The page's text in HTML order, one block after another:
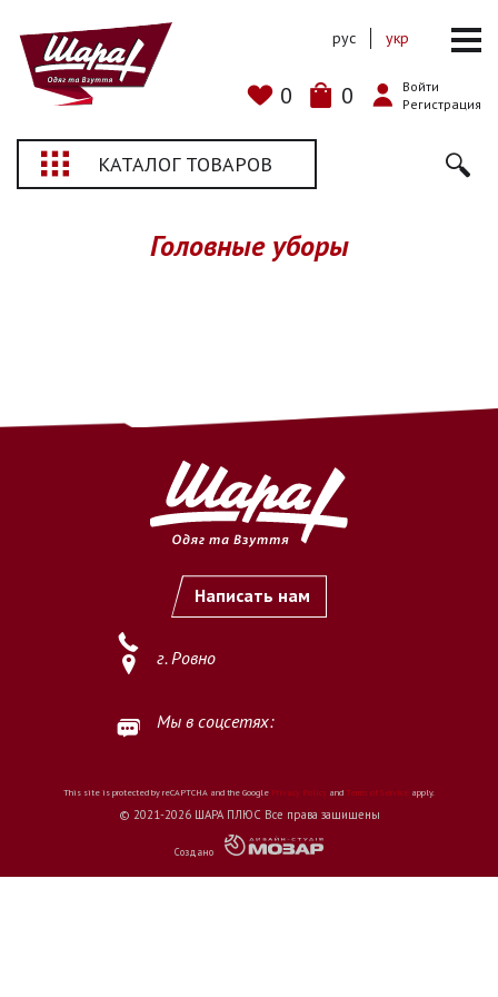
0 0
Войти
Регистрация
рус укр
КАТАЛОГ ТОВАРОВ
Головные уборы
Написать нам
г. Ровно
Мы в соцсетях:
This site is protected by reCAPTCHA and the Google Privacy Policy and Terms of Service apply.
© 2021-2026 ШАРА ПЛЮС Все права защищены
Создано